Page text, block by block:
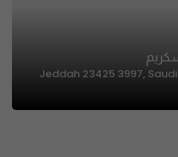
8008 Al Amir Sultan, حي الزهراء، Jeddah 23425 3997, Saudi